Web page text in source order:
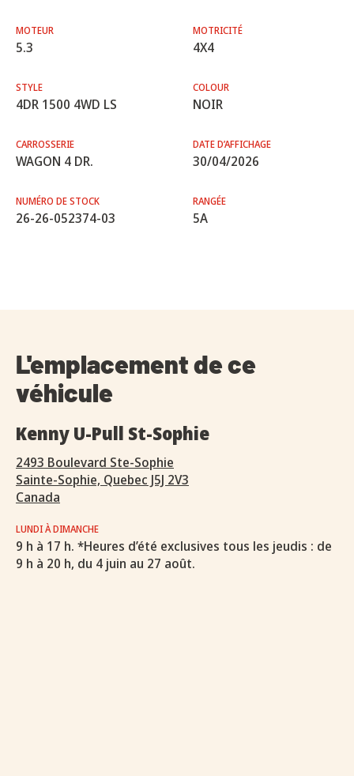
MOTEUR
5.3
MOTRICITÉ
4X4
STYLE
4DR 1500 4WD LS
COLOUR
NOIR
CARROSSERIE
WAGON 4 DR.
DATE D’AFFICHAGE
30/04/2026
NUMÉRO DE STOCK
26-26-052374-03
RANGÉE
5A
L'emplacement de ce
véhicule
Kenny U-Pull St-Sophie
2493 Boulevard Ste-Sophie
Sainte-Sophie, Quebec J5J 2V3
Canada
LUNDI À DIMANCHE
9 h à 17 h. *Heures d’été exclusives tous les jeudis : de
9 h à 20 h, du 4 juin au 27 août.